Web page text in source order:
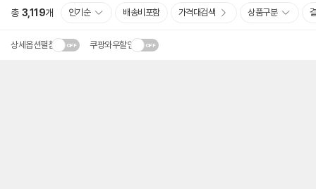
총 3,119개 인기순 배송비포함 가격대검색 상품구분
상세옵션펼침 쿠팡와우할인